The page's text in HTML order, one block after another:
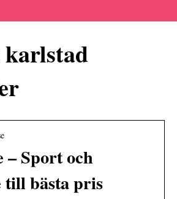
– Sport och
till bästa pris